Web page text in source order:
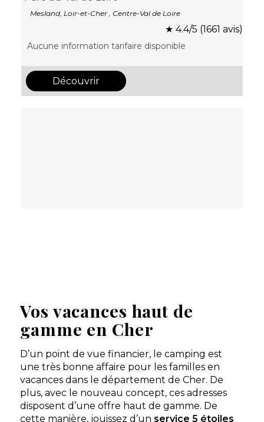
Vos vacances haut de
gamme en Cher
D’un point de vue financier, le camping est
une très bonne affaire pour les familles en
vacances dans le département de Cher. De
plus, avec le nouveau concept, ces adresses
disposent d’une offre haut de gamme. De
cette manière, jouissez d’un service 5 étoiles
Mesland, Loir-et-Cher , Centre-Val de Loire
★ 4.4/5 (1661 avis)
Aucune information tarifaire disponible
Découvrir